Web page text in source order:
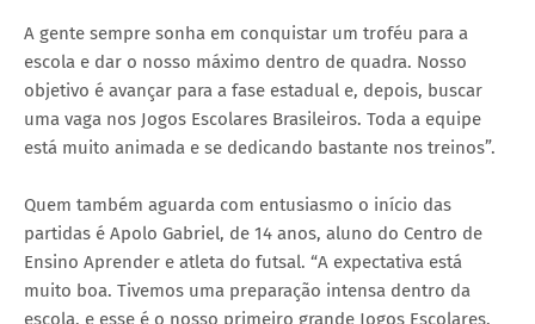
A gente sempre sonha em conquistar um troféu para a
escola e dar o nosso máximo dentro de quadra. Nosso
objetivo é avançar para a fase estadual e, depois, buscar
uma vaga nos Jogos Escolares Brasileiros. Toda a equipe
está muito animada e se dedicando bastante nos treinos”.
Quem também aguarda com entusiasmo o início das
partidas é Apolo Gabriel, de 14 anos, aluno do Centro de
Ensino Aprender e atleta do futsal. “A expectativa está
muito boa. Tivemos uma preparação intensa dentro da
escola, e esse é o nosso primeiro grande Jogos Escolares.